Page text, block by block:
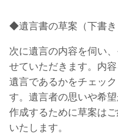
◆遺言書の草案（下書
次に遺言の内容を伺い
せていただきます。内
遺言であるかをチェッ
す。遺言者の思いや希
作成するために草案は
いたします。